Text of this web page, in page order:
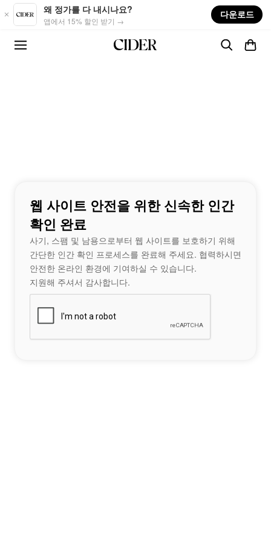
Skip to main content
왜 정가를 다 내시나요?
앱에서 15% 할인 받기 →
다운로드
웹 사이트 안전을 위한 신속한 인간
확인 완료
사기, 스팸 및 남용으로부터 웹 사이트를 보호하기 위해
간단한 인간 확인 프로세스를 완료해 주세요. 협력하시면
안전한 온라인 환경에 기여하실 수 있습니다.
지원해 주셔서 감사합니다.